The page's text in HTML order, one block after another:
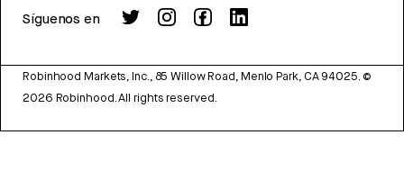
Síguenos en
Robinhood Markets, Inc., 85 Willow Road, Menlo Park, CA 94025. ©
2026 Robinhood. All rights reserved.